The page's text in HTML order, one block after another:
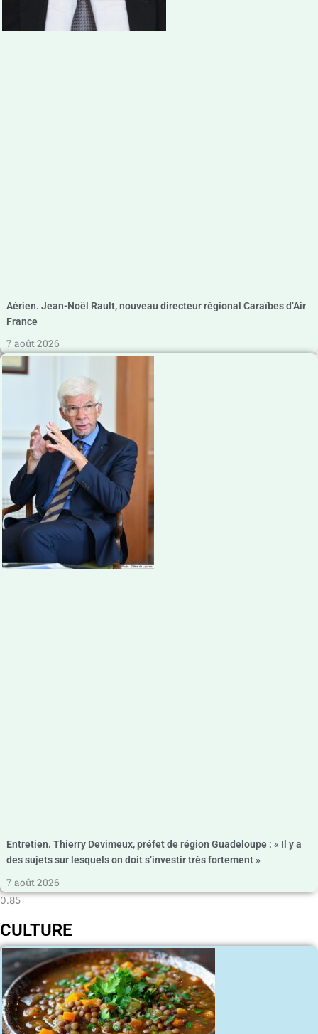
Aérien. Jean-Noël Rault, nouveau directeur régional Caraïbes d’Air
France
7 août 2026
Entretien. Thierry Devimeux, préfet de région Guadeloupe : « Il y a
des sujets sur lesquels on doit s’investir très fortement »
7 août 2026
CULTURE